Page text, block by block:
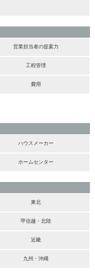
営業担当者の提案力
工程管理
費用
ハウスメーカー
ホームセンター
東北
甲信越・北陸
近畿
九州・沖縄